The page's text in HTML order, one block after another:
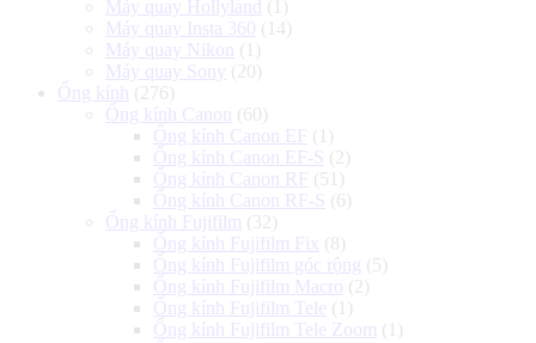
Máy quay Hollyland
(1)
Máy quay Insta 360 (14)
Máy quay Nikon
(1)
Máy quay Sony (20)
Ống kính
(276)
Ống kính Canon
(60)
Ống kính Canon EF
(1)
Ống kính Canon EF-S (2)
Ống kính Canon RF
(51)
Ống kính Canon RF-S (6)
Ống kính Fujifilm (32)
Ống kính Fujifilm Fix (8)
Ống kính Fujifilm góc rộng (5)
Ống kính Fujifilm Macro (2)
Ống kính Fujifilm Tele (1)
Ống kính Fujifilm Tele Zoom (1)